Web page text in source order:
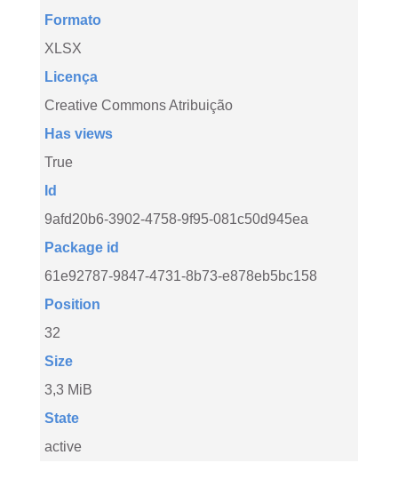
Formato
XLSX
Licença
Creative Commons Atribuição
Has views
True
Id
9afd20b6-3902-4758-9f95-081c50d945ea
Package id
61e92787-9847-4731-8b73-e878eb5bc158
Position
32
Size
3,3 MiB
State
active